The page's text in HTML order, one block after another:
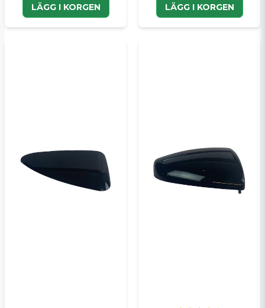
LÄGG I KORGEN LÄGG I KORGEN